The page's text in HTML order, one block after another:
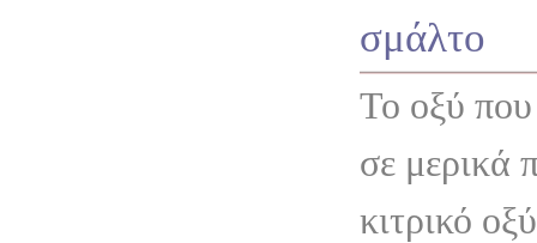
σμάλτο
Το οξύ που
σε μερικά
κιτρικό